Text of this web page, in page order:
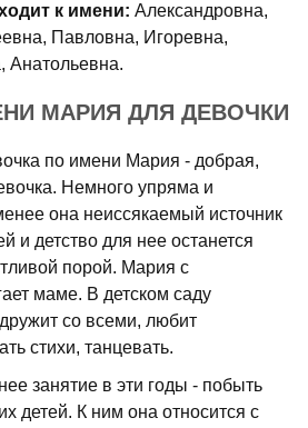
к имени: Александровна,
Павловна, Игоревна,
Анатольевна.
МАРИЯ ДЛЯ ДЕВОЧКИ
по имени Мария - добрая,
Немного упряма и
она неиссякаемый источник
и детство для нее останется
порой. Мария с
маме. В детском саду
со всеми, любит
стихи, танцевать.
занятие в эти годы - побыть
детей. К ним она относится с